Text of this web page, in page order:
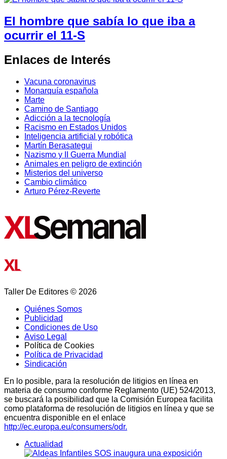
El hombre que sabía lo que iba a
ocurrir el 11-S
Enlaces de Interés
Vacuna coronavirus
Monarquía española
Marte
Camino de Santiago
Adicción a la tecnología
Racismo en Estados Unidos
Inteligencia artificial y robótica
Martín Berasategui
Nazismo y II Guerra Mundial
Animales en peligro de extinción
Misterios del universo
Cambio climático
Arturo Pérez-Reverte
Taller De Editores © 2026
Quiénes Somos
Publicidad
Condiciones de Uso
Aviso Legal
Política de Cookies
Política de Privacidad
Sindicación
En lo posible, para la resolución de litigios en línea en
materia de consumo conforme Reglamento (UE) 524/2013,
se buscará la posibilidad que la Comisión Europea facilita
como plataforma de resolución de litigios en línea y que se
encuentra disponible en el enlace
http://ec.europa.eu/consumers/odr.
Actualidad